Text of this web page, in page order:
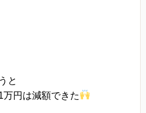
と
万円は減額できた